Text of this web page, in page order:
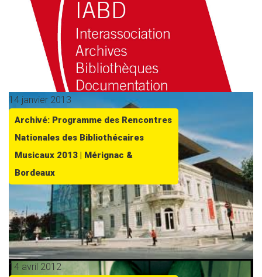
14 janvier 2013
Archivé: Programme des Rencontres
Nationales des Bibliothécaires
Musicaux 2013 | Mérignac &
Bordeaux
14 avril 2012